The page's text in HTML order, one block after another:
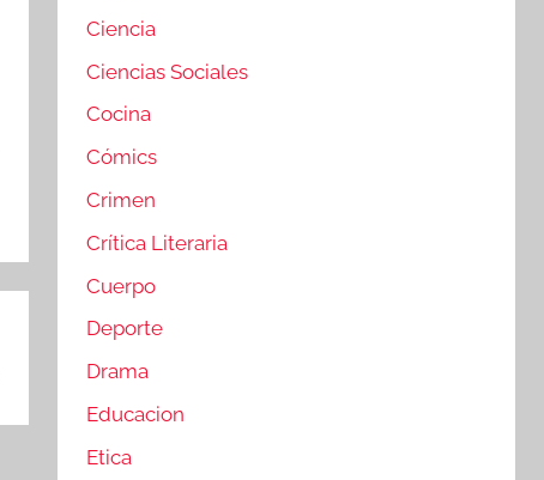
Ciencia
Ciencias Sociales
Cocina
Cómics
Crimen
Crítica Literaria
Cuerpo
Deporte
Drama
Educacion
Etica